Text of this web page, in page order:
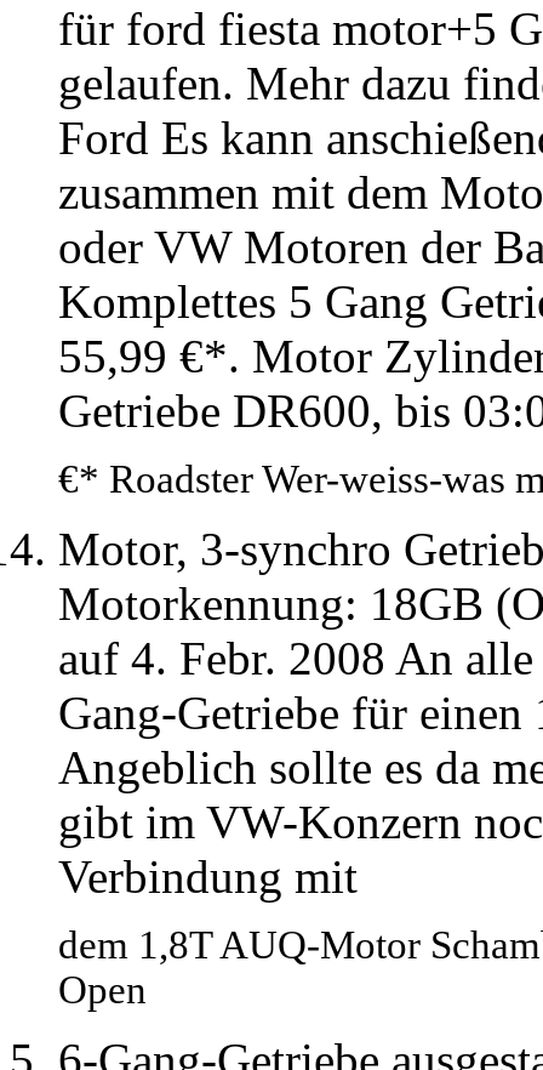
für ford fiesta motor+5
gelaufen. Mehr dazu
Ford Es kann
zusammen mit dem
oder VW Motoren der
Komplettes 5 Gang
55,99 €*. Motor
Getriebe DR600, bis
€* Roadster Wer-weiss-was
Motor, 3-synchro
Motorkennung: 18GB
auf 4. Febr. 2008 An
Gang-Getriebe für
Angeblich sollte es da
gibt im VW-Konzern
Verbindung mit
dem 1,8T AUQ-Motor
Open
6-Gang-Getriebe